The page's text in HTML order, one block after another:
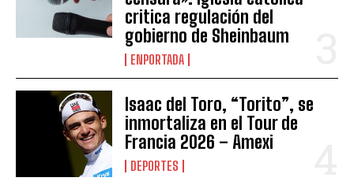
critica regulación del
gobierno de Sheinbaum
ENPORTADA
Isaac del Toro, “Torito”, se
inmortaliza en el Tour de
Francia 2026 – Amexi
DEPORTES